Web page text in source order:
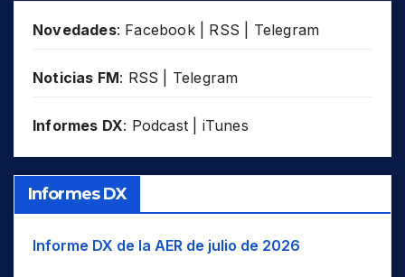
Novedades: Facebook| RSS Telegram
Noticias FM: RSS Telegram
Informes DX: Podcast iTunes
Informes DX
Informe DX de la AER de julio de 2026